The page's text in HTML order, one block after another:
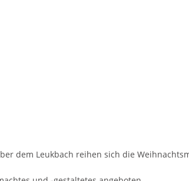
dem Leukbach reihen sich die